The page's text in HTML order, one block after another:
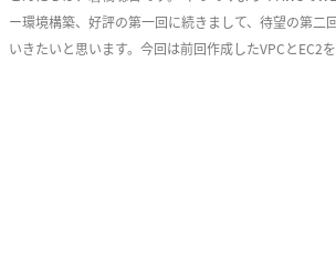
ー環境構築、好評の第一回に続きまして、待望の第二
いきたいと思います。今回は前回作成したVPCとEC2